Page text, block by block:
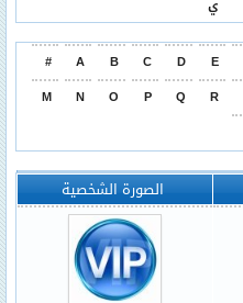
ي
# A B C D E
M
N O P Q R
الصورة الشخصية